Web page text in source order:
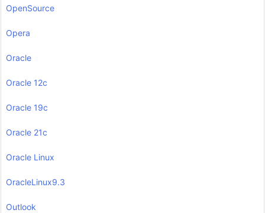
OpenSource
Opera
Oracle
Oracle 12c
Oracle 19c
Oracle 21c
Oracle Linux
OracleLinux9.3
Outlook